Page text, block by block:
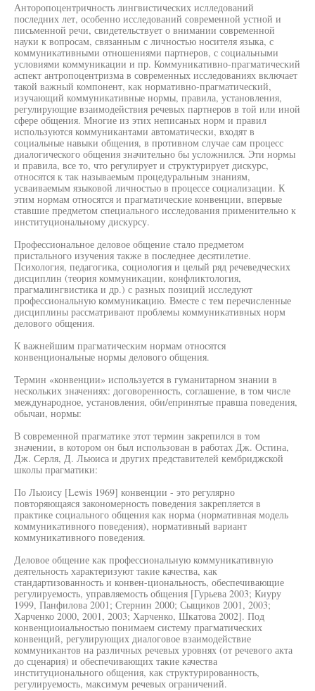
Анторопоцентричность лингвистических ислледований
последних лет, особенно исследований современной устной и
письменной речи, свидетельствует о внимании современной
науки к вопросам, связанным с личностью носителя языка, с
коммуникативными отношениями партнеров, с социальными
условиями коммуникации и пр. Коммуникативно-прагматический
аспект антропоцентризма в современных исследованиях включает
такой важный компонент, как нормативно-прагматический,
изучающий коммуникативные нормы, правила, установления,
регулирующие взаимодействия речевых партнеров в той или иной
сфере общения. Многие из этих неписаных норм и правил
используются коммуникантами автоматически, входят в
социальные навыки общения, в противном случае сам процесс
диалогического общения значительно бы усложнился. Эти нормы
и правила, все то, что регулирует и структурирует дискурс,
относятся к так называемым процедуральным знаниям,
усваиваемым языковой личностью в процессе социализации. К
этим нормам относятся и прагматические конвенции, впервые
ставшие предметом специального исследования применительно к
институциональному дискурсу.
Профессиональное деловое общение стало предметом
пристального изучения также в последнее десятилетие.
Психология, педагогика, социология и целый ряд речеведческих
дисциплин (теория коммуникации, конфликтология,
прагмалингвистика и др.) с разных позиций исследуют
профессиональную коммуникацию. Вместе с тем перечисленные
дисциплины рассматривают проблемы коммуникативных норм
делового общения.
К важнейшим прагматическим нормам относятся
конвенциональные нормы делового общения.
Термин «конвенции» используется в гуманитарном знании в
нескольких значениях: договоренность, соглашение, в том числе
международное, установления, оби/епринятые правша поведения,
обычаи, нормы:
В современной прагматике этот термин закрепился в том
значении, в котором он был использован в работах Дж. Остина,
Дж. Серля, Д. Льюиса и других представителей кембриджской
школы прагматики:
По Лыоису [Lewis 1969] конвенции - это регулярно
повторяющаяся закономерность поведения закрепляется в
практике социального общения как норма (нормативная модель
коммуникативного поведения), нормативный вариант
коммуникативного поведения.
Деловое общение как профессиональную коммуникативную
деятельность характеризуют такие качества, как
стандартизованность и конвен-циональность, обеспечивающие
регулируемость, управляемость общения [Гурьева 2003; Киуру
1999, Панфилова 2001; Стернин 2000; Сыщиков 2001, 2003;
Харченко 2000, 2001, 2003; Харченко, Шкатова 2002]. Под
конвенциоиальностью понимаем систему прагматических
конвенций, регулирующих диалоговое взаимодействие
коммуникантов на различных речевых уровнях (от речевого акта
до сценария) и обеспечивающих такие качества
институционального общения, как структурированность,
регулируемость, максимум речевых ограничений.